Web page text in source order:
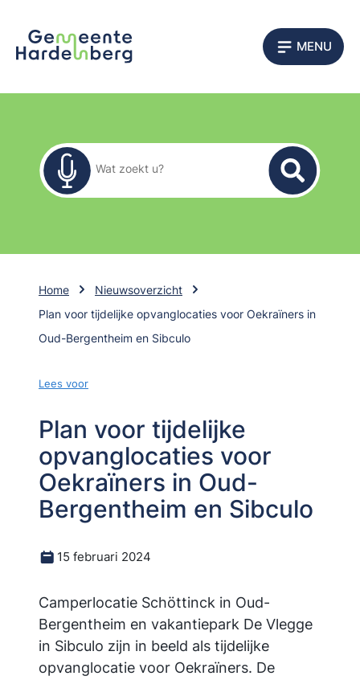
MENU
Zoekformulier
Wat zoekt u?
Home
Nieuwsoverzicht
Plan voor tijdelijke opvanglocaties voor Oekraïners in
Oud-Bergentheim en Sibculo
Lees voor
Plan voor tijdelijke
opvanglocaties voor
Oekraïners in Oud-
Bergentheim en Sibculo
15 februari 2024
Camperlocatie Schöttinck in Oud-
Bergentheim en vakantiepark De Vlegge
in Sibculo zijn in beeld als tijdelijke
opvanglocatie voor Oekraïners. De